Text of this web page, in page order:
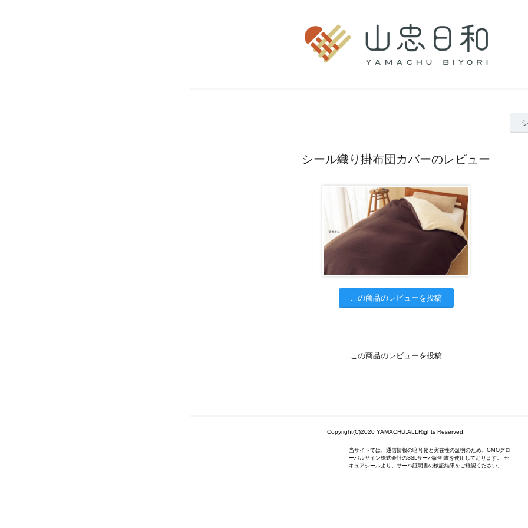
シール織り掛布団カバーのレビュー
この商品のレビューを投稿
この商品のレビューを投稿
Copyright(C)2020 YAMACHU.ALLRights Reserved.
当サイトでは、通信情報の暗号化と実在性の証明のため、GMOグロ
ーバルサイン株式会社のSSLサーバ証明書を使用しております。 セ
キュアシールより、サーバ証明書の検証結果をご確認ください。